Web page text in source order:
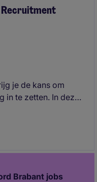
je de kans om
in te zetten. In deze
sluit deals en
op de juiste plek
Brabant jobs